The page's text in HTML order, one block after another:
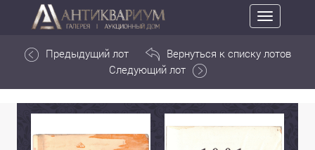
Toggle
navigation
Предыдущий лот
Вернуться к списку лотов
Следующий лот